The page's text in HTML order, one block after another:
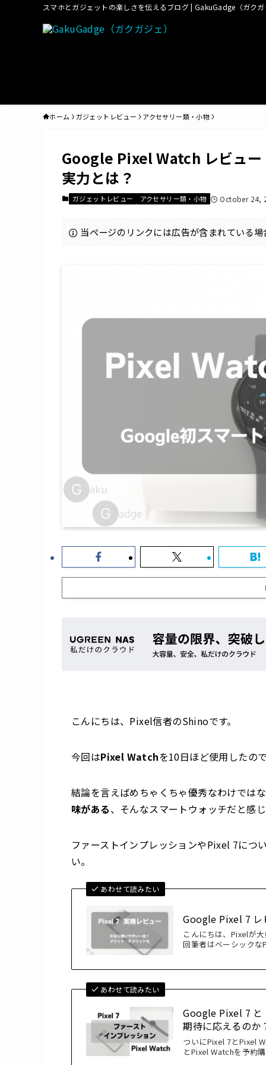
スマホとガジェットの楽しさを伝えるブログ | GakuGadge（ガク
ホーム ガジェットレビュー アクセサリー類・小物
Google Pixel Watch レビュ
実力とは？
ガジェットレビュー アクセサリー類・小物 October 24,
当ページのリンクには広告が含まれている
こんにちは、Pixel信者のShinoです。
今回はPixel Watchを10日ほど使用したの
結論を言えばめちゃくちゃ優秀なわけでは
味がある、そんなスマートウォッチだと感
ファーストインプレッションやPixel 7につ
い。
あわせて読みたい
Google Pixel 7 レ
こんにちは、Pixelが
回筆者はベーシック
あわせて読みたい
Google Pixel 7 と
期待に応えるのか
ついにPixel 7とPixel
とPixel Watchを予約